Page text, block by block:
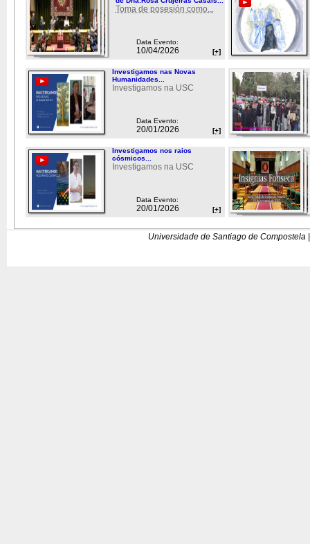
Toma de posesión como...
Data Evento:
10/04/2026 [+]
Investigamos nas Novas
Humanidades...
Investigamos na USC
Data Evento:
20/01/2026 [+]
Investigamos nos raios
cósmicos...
Investigamos na USC
Data Evento:
20/01/2026 [+]
Universidade de Santiago de